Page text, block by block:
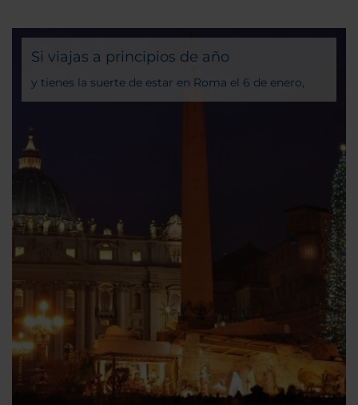
Si viajas a principios de año
y tienes la suerte de estar en Roma el 6 de enero,
podrás conocer la festividad nacional de la Epifanía.
medieval de la Ciudad del Vaticano ni los puestos de
dulces y regalos de la Piazza Navona. Si tienes